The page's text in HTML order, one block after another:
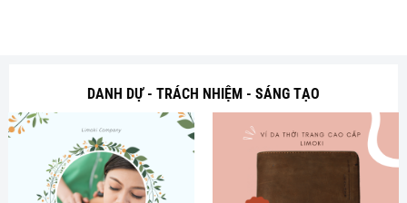
DANH DỰ - TRÁCH NHIỆM - SÁNG TẠO